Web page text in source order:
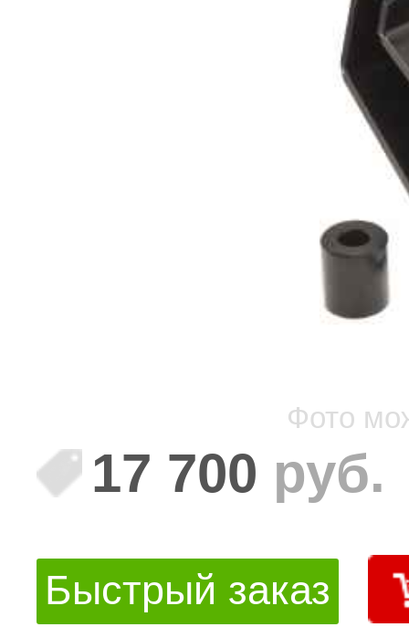
17 700 руб.
Быстрый заказ
Фото